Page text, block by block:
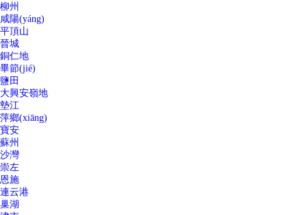
柳州
咸陽(yáng)
平頂山
晉城
銅仁地
畢節(jié)
鹽田
大興安嶺地
墊江
萍鄉(xiāng)
寶安
蘇州
沙灣
崇左
恩施
連云港
巢湖